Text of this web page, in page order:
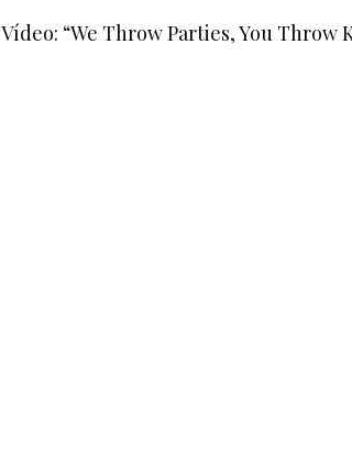
Vídeo: “We Throw Parties, You Throw